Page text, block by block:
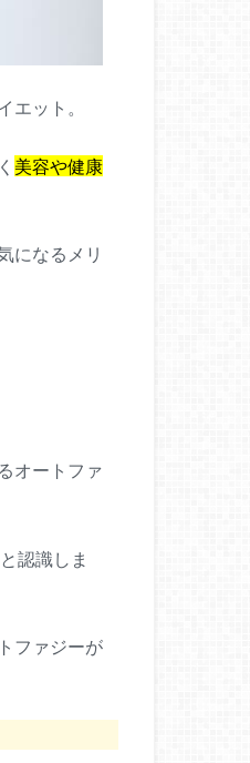
エット。
美容や健康
になるメリ
オートファ
認識しま
ファジーが